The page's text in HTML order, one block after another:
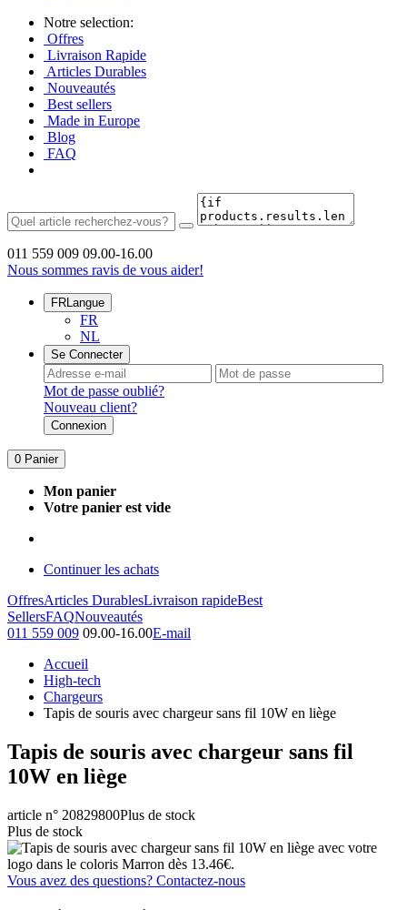
Notre selection:
Offres
Livraison Rapide
Articles Durables
Nouveautés
Best sellers
Made in Europe
Blog
FAQ
011 559 009 09.00-16.00
Nous sommes ravis de vous aider!
FRLangue
FR
NL
Se Connecter
Mot de passe oublié?
Nouveau client?
Connexion
0 Panier
Mon panier
Votre panier est vide
Continuer les achats
OffresArticles DurablesLivraison rapideBest
SellersFAQNouveautés
011 559 009 09.00-16.00E-mail
Accueil
High-tech
Chargeurs
Tapis de souris avec chargeur sans fil 10W en liège
Tapis de souris avec chargeur sans fil
10W en liège
article n° 20829800Plus de stock
Plus de stock
Vous avez des questions? Contactez-nous